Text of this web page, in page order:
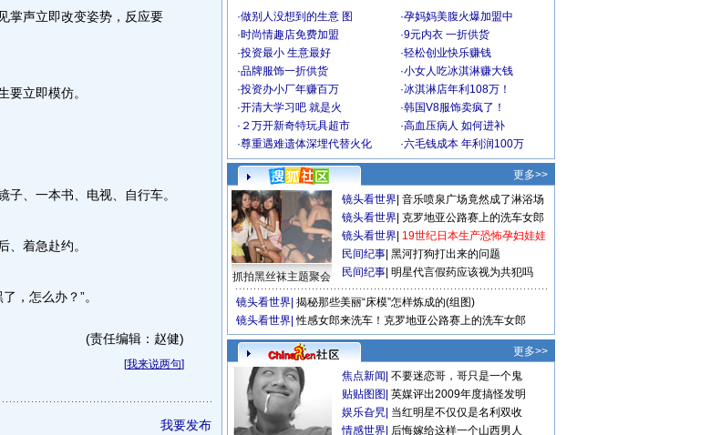
声立即改变姿势，反应要
立即模仿。
、一本书、电视、自行车。
着急赴约。
，怎么办？”。
(责任编辑：赵健)
[我来说两句]
我要发布
·做别人没想到的生意 图 ·孕妈妈美腹火爆加盟中
·时尚情趣店免费加盟 ·9元内衣 一折供货
·投资最小 生意最好 ·轻松创业快乐赚钱
·品牌服饰一折供货 ·小女人吃冰淇淋赚大钱
·投资办小厂年赚百万 ·冰淇淋店年利108万！
·开清大学习吧 就是火 ·韩国V8服饰卖疯了！
· ２万开新奇特玩具超市 ·高血压病人 如何进补
·尊重遇难遗体深埋代替火化 ·六毛钱成本 年利润100万
更多>>
抓拍黑丝袜主题聚会
镜头看世界 音乐喷泉广场竟然成了淋浴场
镜头看世界 克罗地亚公路赛上的洗车女郎
镜头看世界 19世纪日本生产恐怖孕妇娃娃
民间纪事 黑河打狗打出来的问题
民间纪事 明星代言假药应该视为共犯吗
镜头看世界 揭秘那些美丽“床模”怎样炼成的(组图)
镜头看世界 性感女郎来洗车！克罗地亚公路赛上的洗车女郎
更多>>
焦点新闻 不要迷恋哥，哥只是一个鬼
贴贴图图 英媒评出2009年度搞怪发明
娱乐旮旯 当红明星不仅仅是名利双收
情感世界 后悔嫁给这样一个山西男人